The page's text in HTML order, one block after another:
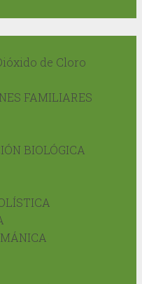
de Cloro
FAMILIARES
BIOLÓGICA